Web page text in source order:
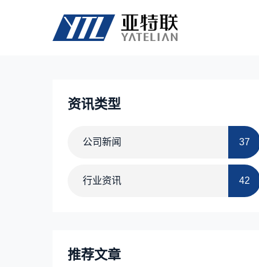
资讯类型
公司新闻 37
行业资讯 42
推荐文章